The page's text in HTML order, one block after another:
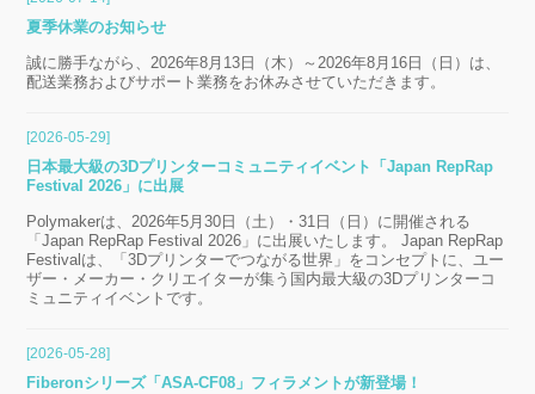
夏季休業のお知らせ
誠に勝手ながら、2026年8月13日（木）～2026年8月16日（日）は、
配送業務およびサポート業務をお休みさせていただきます。
[2026-05-29]
日本最大級の3Dプリンターコミュニティイベント「Japan RepRap
Festival 2026」に出展
Polymakerは、2026年5月30日（土）・31日（日）に開催される
「Japan RepRap Festival 2026」に出展いたします。 Japan RepRap
Festivalは、「3Dプリンターでつながる世界」をコンセプトに、ユー
ザー・メーカー・クリエイターが集う国内最大級の3Dプリンターコ
ミュニティイベントです。
[2026-05-28]
Fiberonシリーズ「ASA-CF08」フィラメントが新登場！